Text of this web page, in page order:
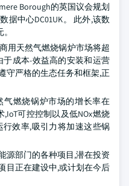
Borough的英国议会规划
据中心DC01UK。 此外,该数
用天然气燃烧锅炉市场将超
于成本-效益高的安装和运营
守严格的生态任务和框架,正
气燃烧锅炉市场的增长率在
可控控制以及低NOx燃烧
效率,吸引力将加速这些锅
源部门的各种项目,潜在投资
目正在建设中,或计划在今后